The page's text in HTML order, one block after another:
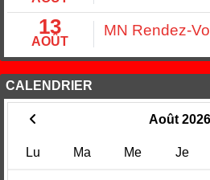
13
AOÛT
MN Rendez-
CALENDRIER
Août 2026
Lu Ma Me Je